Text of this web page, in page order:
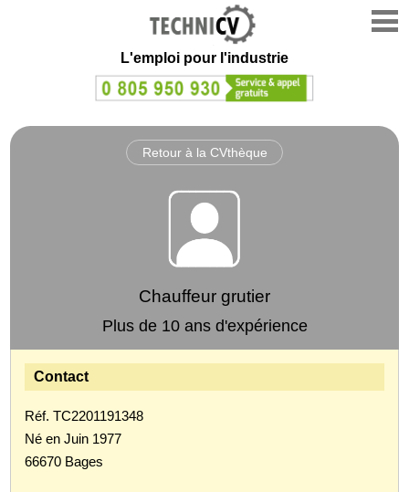
L'emploi pour l'industrie
Retour à la CVthèque
Chauffeur grutier
Plus de 10 ans d'expérience
Contact
Réf. TC2201191348
Né en Juin 1977
66670 Bages